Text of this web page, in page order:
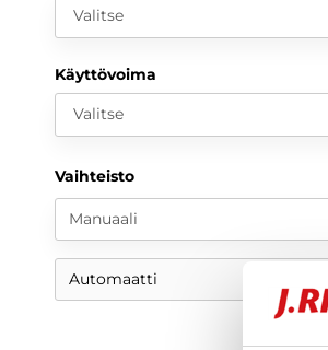
Valitse
Käyttövoima
Valitse
Vaihteisto
Manuaali
Automaatti